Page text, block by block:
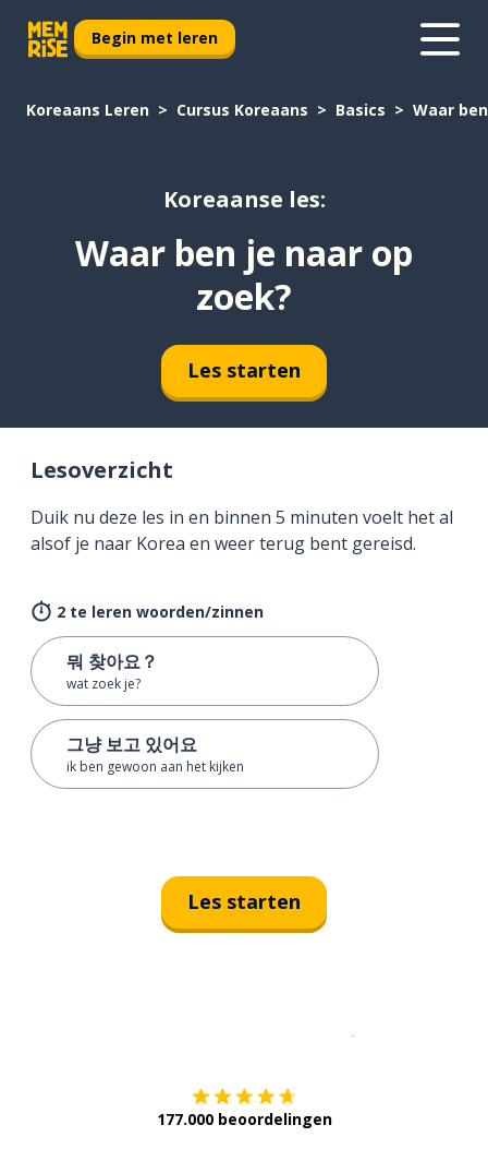
Begin met leren
Koreaans Leren Cursus Koreaans Basics Waar
Koreaanse les:
Waar ben je naar op
zoek?
Les starten
Lesoverzicht
Duik nu deze les in en binnen 5 minuten voelt het al
alsof je naar Korea en weer terug bent gereisd.
2 te leren woorden/zinnen
뭐 찾아요？
wat zoek je?
그냥 보고 있어요
ik ben gewoon aan het kijken
Les starten
177.000 beoordelingen